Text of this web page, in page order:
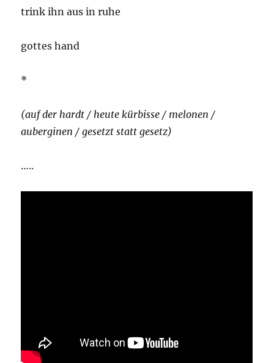
trink ihn aus in ruhe
gottes hand
*
(auf der hardt / heute kürbisse / melonen /
auberginen / gesetzt statt gesetz)
…..